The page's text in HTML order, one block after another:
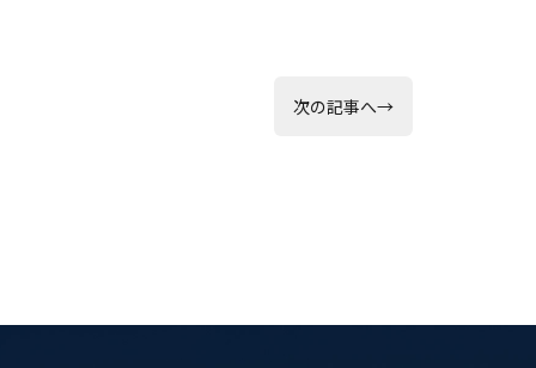
ー
次
の
次の記事へ→